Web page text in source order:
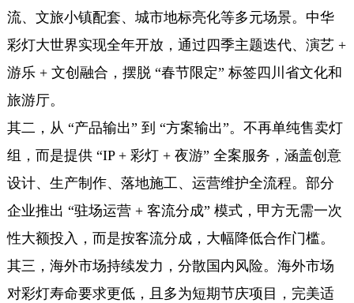
流、文旅小镇配套、城市地标亮化等多元场景。中华
彩灯大世界实现全年开放，通过四季主题迭代、演艺 +
游乐 + 文创融合，摆脱 “春节限定” 标签四川省文化和
旅游厅。
其二，从 “产品输出” 到 “方案输出”。不再单纯售卖灯
组，而是提供 “IP + 彩灯 + 夜游” 全案服务，涵盖创意
设计、生产制作、落地施工、运营维护全流程。部分
企业推出 “驻场运营 + 客流分成” 模式，甲方无需一次
性大额投入，而是按客流分成，大幅降低合作门槛。
其三，海外市场持续发力，分散国内风险。海外市场
对彩灯寿命要求更低，且多为短期节庆项目，完美适